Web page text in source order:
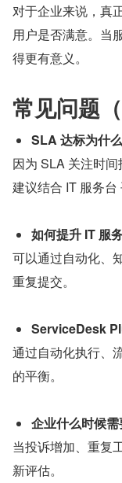
对于企业来说，真
用户是否满意。当
得更有意义。
常见问题（
SLA 达标为什
因为 SLA 关注时
建议结合 IT 服务台
如何提升 IT 服
可以通过自动化、
重复提交。
ServiceDesk
通过自动化执行、
的平衡。
企业什么时候需
当投诉增加、重复
新评估。